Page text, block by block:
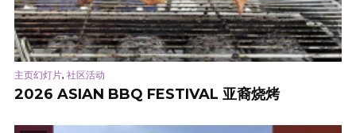
主页幻灯片, 社区活动
2026 ASIAN BBQ FESTIVAL 亚裔烧烤